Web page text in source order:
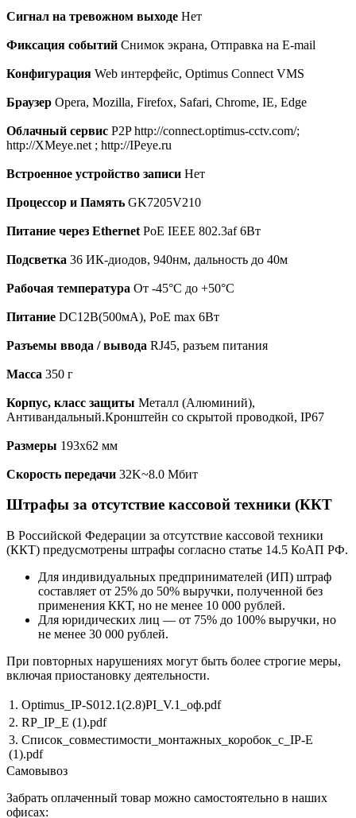
Сигнал на тревожном выходе Нет
Фиксация событий Снимок экрана, Отправка на E-mail
Конфигурация Web интерфейс, Optimus Connect VMS
Браузер Opera, Mozilla, Firefox, Safari, Chrome, IE, Edge
Облачный сервис P2P http://connect.optimus-cctv.com/;
http://XMeye.net ; http://IPeye.ru
Встроенное устройство записи Нет
Процессор и Память GK7205V210
Питание через Ethernet PoE IEEE 802.3af 6Вт
Подсветка 36 ИК-диодов, 940нм, дальность до 40м
Рабочая температура От -45°С до +50°С
Питание DC12В(500мА), PoE max 6Вт
Разъемы ввода / вывода RJ45, разъем питания
Масса 350 г
Корпус, класс защиты Металл (Алюминий),
Антивандальный.Кронштейн со скрытой проводкой, IP67
Размеры 193х62 мм
Скорость передачи 32K~8.0 Мбит
Штрафы за отсутствие кассовой техники (ККТ
В Российской Федерации за отсутствие кассовой техники
(ККТ) предусмотрены штрафы согласно статье 14.5 КоАП РФ.
Для индивидуальных предпринимателей (ИП) штраф
составляет от 25% до 50% выручки, полученной без
применения ККТ, но не менее 10 000 рублей.
Для юридических лиц — от 75% до 100% выручки, но
не менее 30 000 рублей.
При повторных нарушениях могут быть более строгие меры,
включая приостановку деятельности.
1. Optimus_IP-S012.1(2.8)PI_V.1_оф.pdf
2. RP_IP_E (1).pdf
3. Список_совместимости_монтажных_коробок_c_IP-E
(1).pdf
Самовывоз
Забрать оплаченный товар можно самостоятельно в наших
офисах: